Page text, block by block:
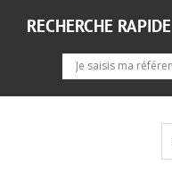
RECHERCHE RAPIDE